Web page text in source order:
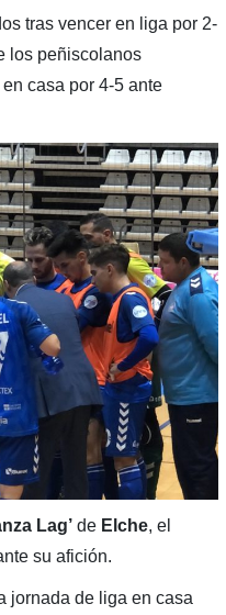
tras vencer en liga por 2-
los peñiscolanos
casa por 4-5 ante
Lag’de Elche, el
su afición.
jornada de liga en casa